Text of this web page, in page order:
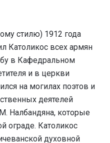
стилю) 1912 года
Католикос всех армян
в Кафедральном
и в церкви
на могилах поэтов и
деятелей
Налбандяна, которые
ограде. Католикос
духовной